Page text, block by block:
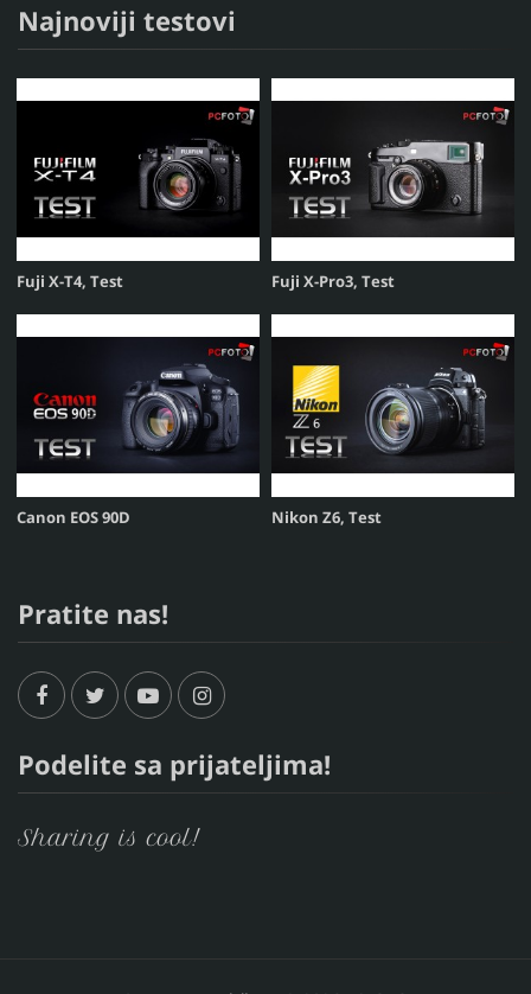
Najnoviji testovi
Fuji X-T4, Test Fuji X-Pro3, Test
Canon EOS 90D Nikon Z6, Test
Pratite nas!
Podelite sa prijateljima!
Sharing is cool!